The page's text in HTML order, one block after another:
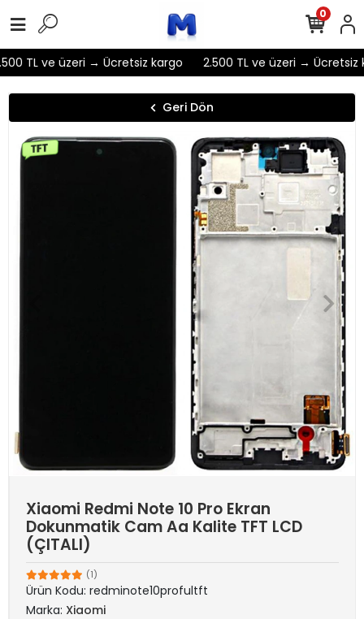
TL ve üzeri → Ücretsiz kargo 2.500 TL ve üzeri → Ücretsiz
0
Geri Dön
Xiaomi Redmi Note 10 Pro Ekran
Dokunmatik Cam Aa Kalite TFT LCD
(ÇITALI)
(1)
Ürün Kodu: redminote10profultft
Marka: Xiaomi